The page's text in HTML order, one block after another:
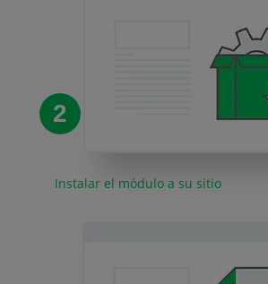
2
Instalar el módulo a su sitio